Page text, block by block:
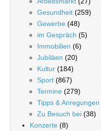
Gesundheit (259)
Gewerbe (48)
im Gespräch (5)
Immobilien (6)
Jubiläen (20)
Kultur (184)
Sport (867)
Termine (279)
Tipps & Anregungen
Zu Besuch bei (38)
Konzerte (8)